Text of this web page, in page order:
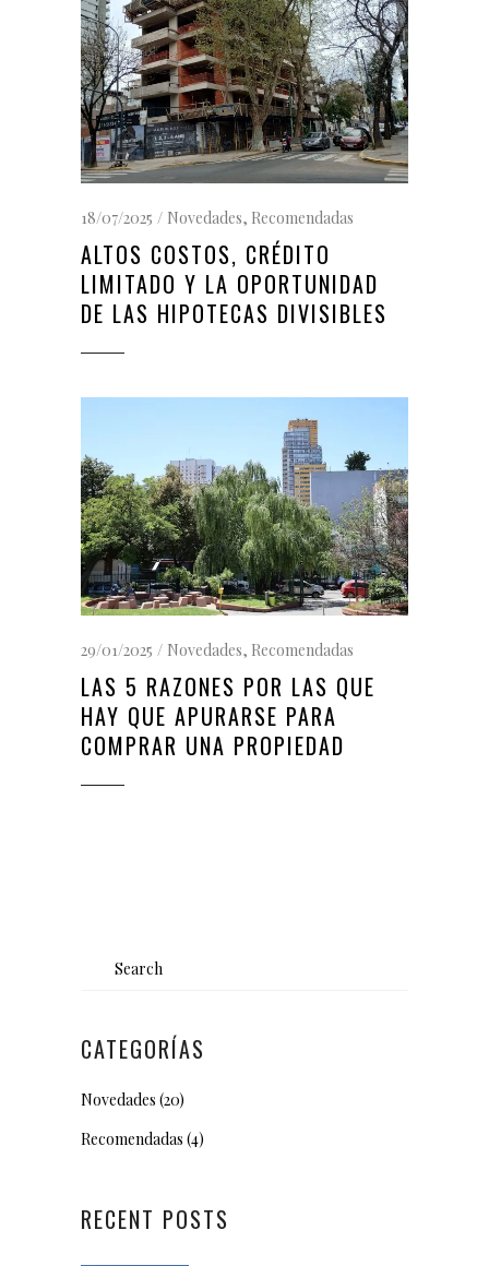
18/07/2025 Novedades, Recomendadas
ALTOS COSTOS, CRÉDITO
LIMITADO Y LA OPORTUNIDAD
DE LAS HIPOTECAS DIVISIBLES
29/01/2025 Novedades, Recomendadas
LAS 5 RAZONES POR LAS QUE
HAY QUE APURARSE PARA
COMPRAR UNA PROPIEDAD
CATEGORÍAS
Novedades (20)
Recomendadas (4)
RECENT POSTS